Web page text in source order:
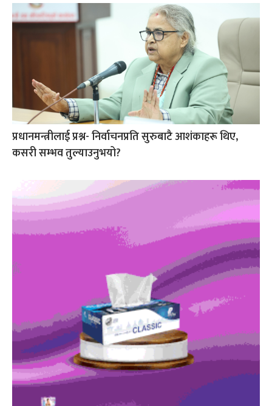
प्रधानमन्त्रीलाई प्रश्न- निर्वाचनप्रति सुरुबाटै आशंकाहरू थिए,
कसरी सम्भव तुल्याउनुभयो?